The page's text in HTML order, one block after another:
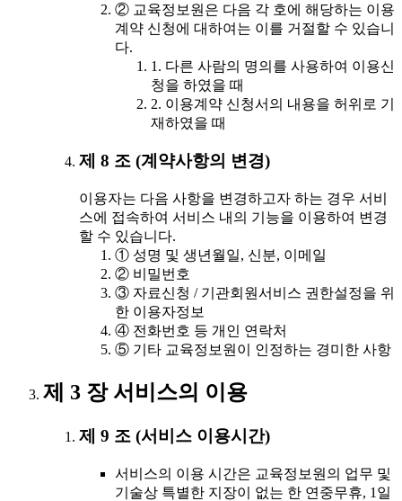
② 교육정보원은 다음 각 호에 해당하는 이용
계약 신청에 대하여는 이를 거절할 수 있습니
다.
1. 다른 사람의 명의를 사용하여 이용신
청을 하였을 때
2. 이용계약 신청서의 내용을 허위로 기
재하였을 때
제 8 조 (계약사항의 변경)
이용자는 다음 사항을 변경하고자 하는 경우 서비
스에 접속하여 서비스 내의 기능을 이용하여 변경
할 수 있습니다.
① 성명 및 생년월일, 신분, 이메일
② 비밀번호
③ 자료신청 / 기관회원서비스 권한설정을 위
한 이용자정보
④ 전화번호 등 개인 연락처
⑤ 기타 교육정보원이 인정하는 경미한 사항
제 3 장 서비스의 이용
제 9 조 (서비스 이용시간)
서비스의 이용 시간은 교육정보원의 업무 및
기술상 특별한 지장이 없는 한 연중무휴, 1일